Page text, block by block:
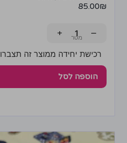
85.00₪
−
+
רכישת יחידה ממוצר זה תצברו 4 נקודות!
הוספה לסל